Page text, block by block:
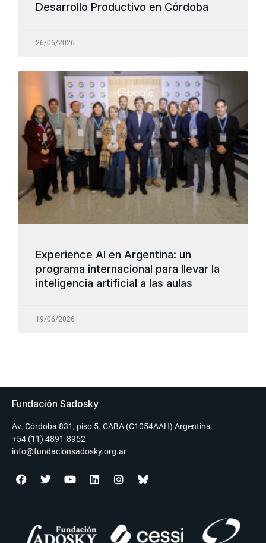
Desarrollo Productivo en Córdoba
26/06/2026
Experience AI en Argentina: un
programa internacional para llevar la
inteligencia artificial a las aulas
19/06/2026
Fundación Sadosky
Av. Córdoba 831, piso 5. CABA (C1054AAH) Argentina.
+54 (11) 4891-8952
info@fundacionsadosky.org.ar